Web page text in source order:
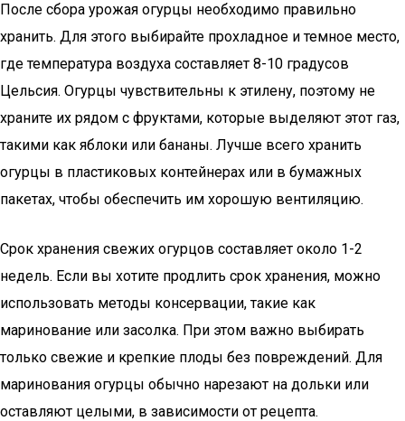
После сбора урожая огурцы необходимо правильно
хранить. Для этого выбирайте прохладное и темное место,
где температура воздуха составляет 8-10 градусов
Цельсия. Огурцы чувствительны к этилену, поэтому не
храните их рядом с фруктами, которые выделяют этот газ,
такими как яблоки или бананы. Лучше всего хранить
огурцы в пластиковых контейнерах или в бумажных
пакетах, чтобы обеспечить им хорошую вентиляцию.
Срок хранения свежих огурцов составляет около 1-2
недель. Если вы хотите продлить срок хранения, можно
использовать методы консервации, такие как
маринование или засолка. При этом важно выбирать
только свежие и крепкие плоды без повреждений. Для
маринования огурцы обычно нарезают на дольки или
оставляют целыми, в зависимости от рецепта.